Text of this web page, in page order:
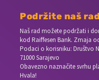
Podržite naš
Naš rad možete podržati i
kod Raiffesen Bank. Zmaja
Podaci o korisniku: Društvo
71000 Sarajevo
Obavezno naznačite svrhu
Hvala!